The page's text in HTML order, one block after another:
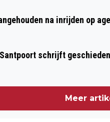
na inrijden op
schrijft
Meer